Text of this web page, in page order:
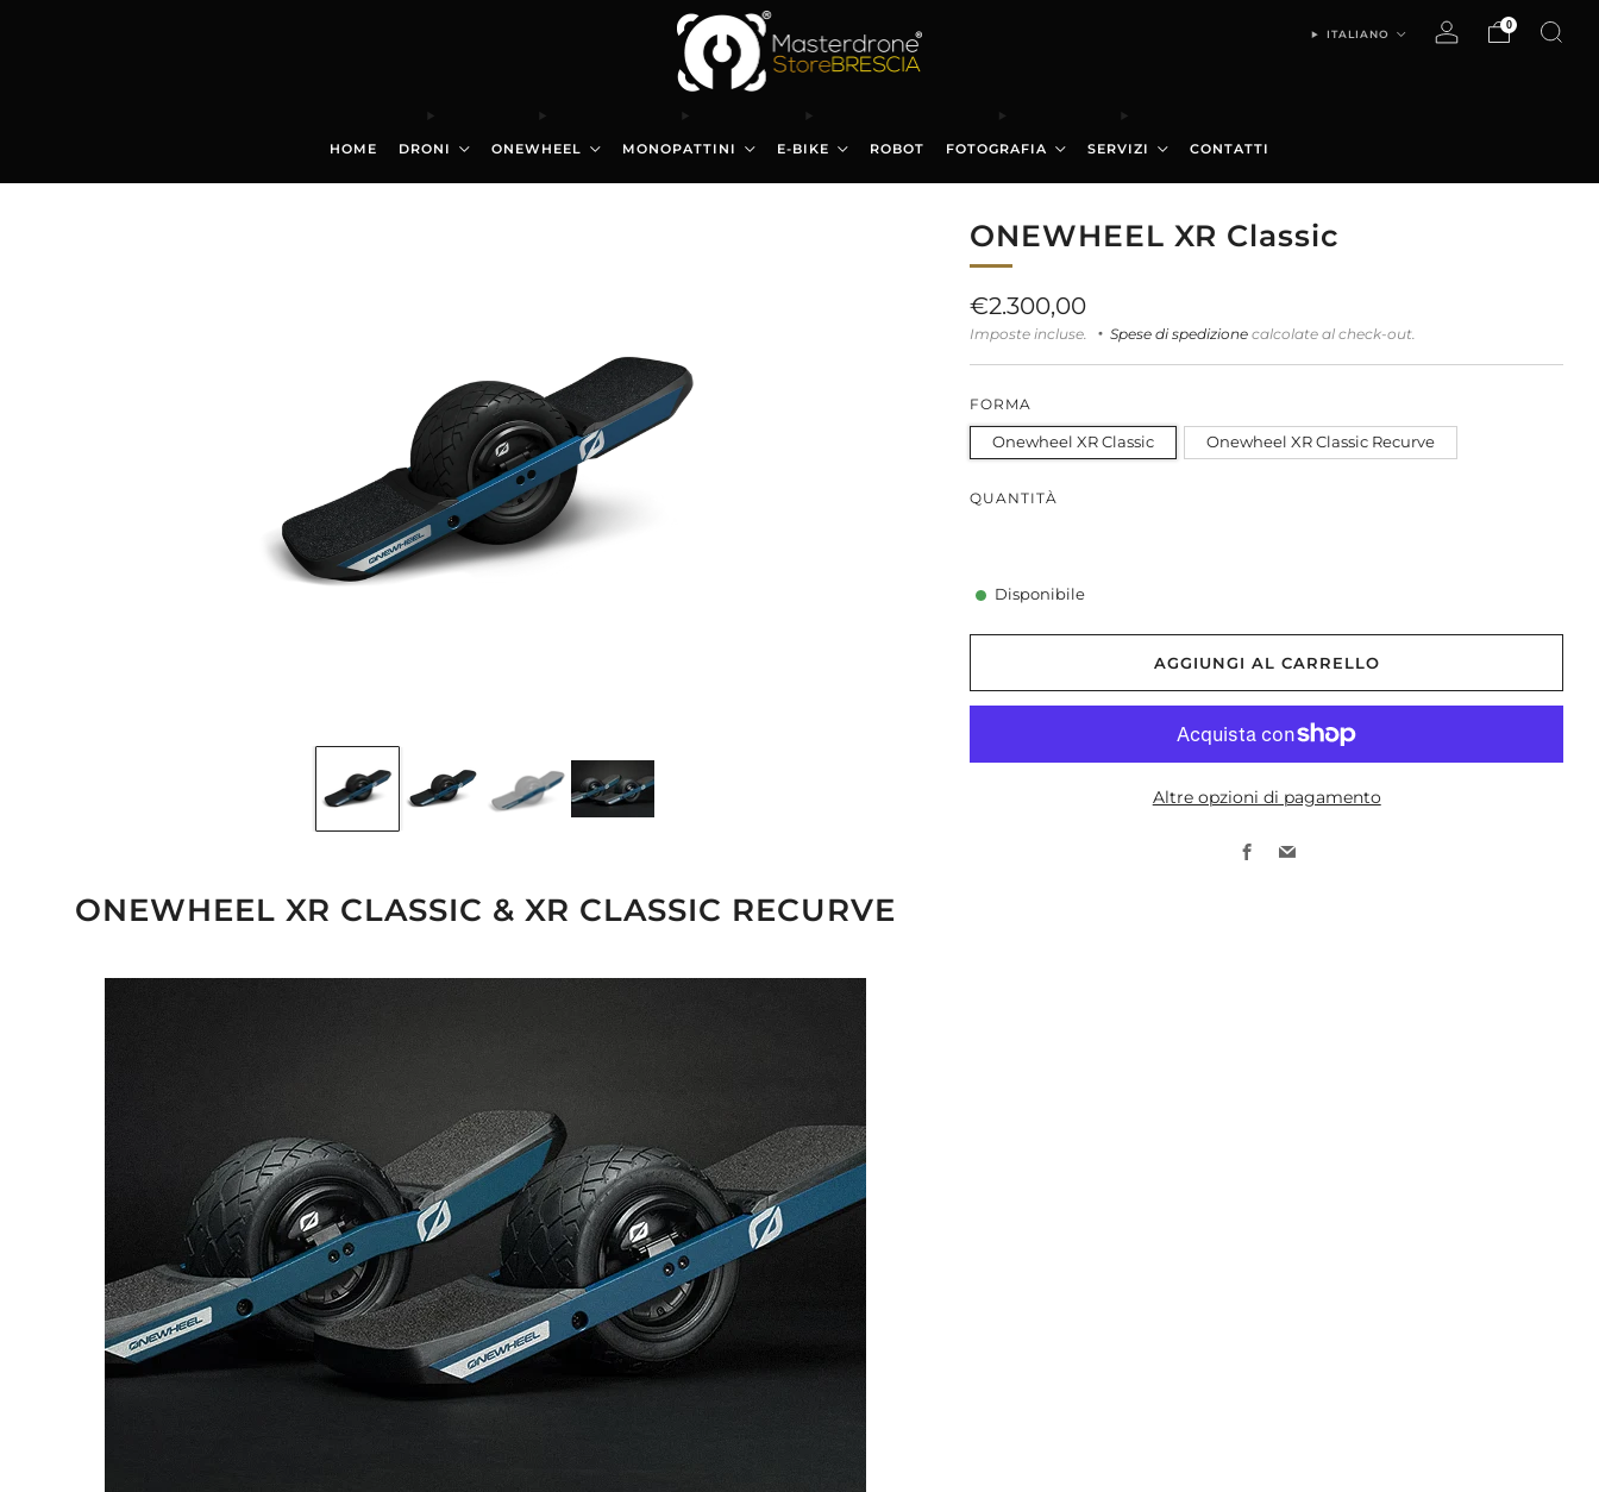
HOME DRONI ONEWHEEL MONOPATTINI E-BIKE ROBOT FOTOGRAFIA SERVIZI CONTATTI
ITALIANO
0
ONEWHEEL XR Classic
Prezzo
di
listino
€2.300,00
Imposte incluse. Spese di spedizione calcolate al check-out.
FORMA
Onewheel XR Classic Onewheel XR Classic Recurve
QUANTITÀ
Disponibile
AGGIUNGI AL CARRELLO
Altre opzioni di pagamento
Facebook
Email
ONEWHEEL XR CLASSIC & XR CLASSIC RECURVE